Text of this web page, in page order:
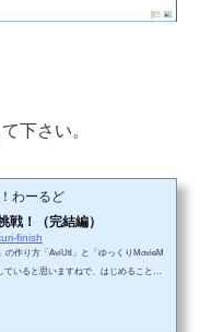
下さい。
わーるど
戦！（完結編）
finish
の作り方「AviUtl」と「ゆっくりMovieM
いると思いますねで、はじめることに